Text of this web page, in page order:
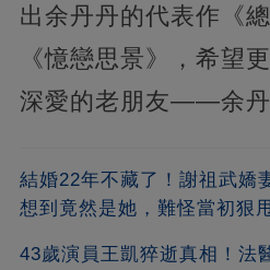
出余丹丹的代表作《
《憶戀思景》，希望
深愛的老朋友——余丹
結婚22年不藏了！謝祖武嬌
想到竟然是她，難怪當初狠
43歲演員王凱猝逝真相！法